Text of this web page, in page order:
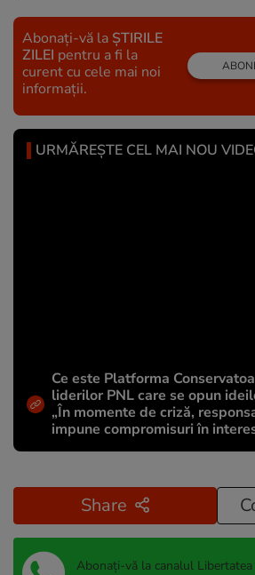
Abonați-vă la ȘTIRILE
ZILEI pentru a fi la
curent cu cele mai noi
informații.
URMĂREȘTE CEL MAI NOU
Ce este Platforma
liderilor PNL care se opun
„În momente de criză,
impune compromisuri în
Share
Abonați-vă la canalul